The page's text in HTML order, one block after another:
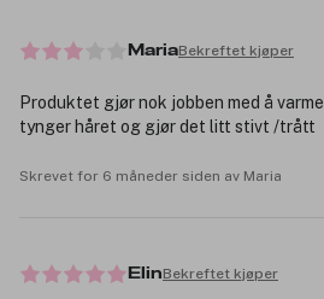
MariaBekreftet kjøper
Produktet gjør nok jobben med å
tynger håret og gjør det litt stivt /trått
Skrevet for 6 måneder siden av Maria
ElinBekreftet kjøper